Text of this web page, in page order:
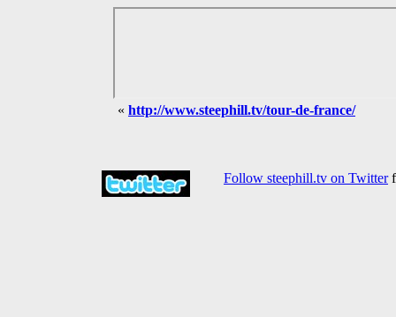
« http://www.steephill.tv/tour-de-france/
Follow steephill.tv on Twitter